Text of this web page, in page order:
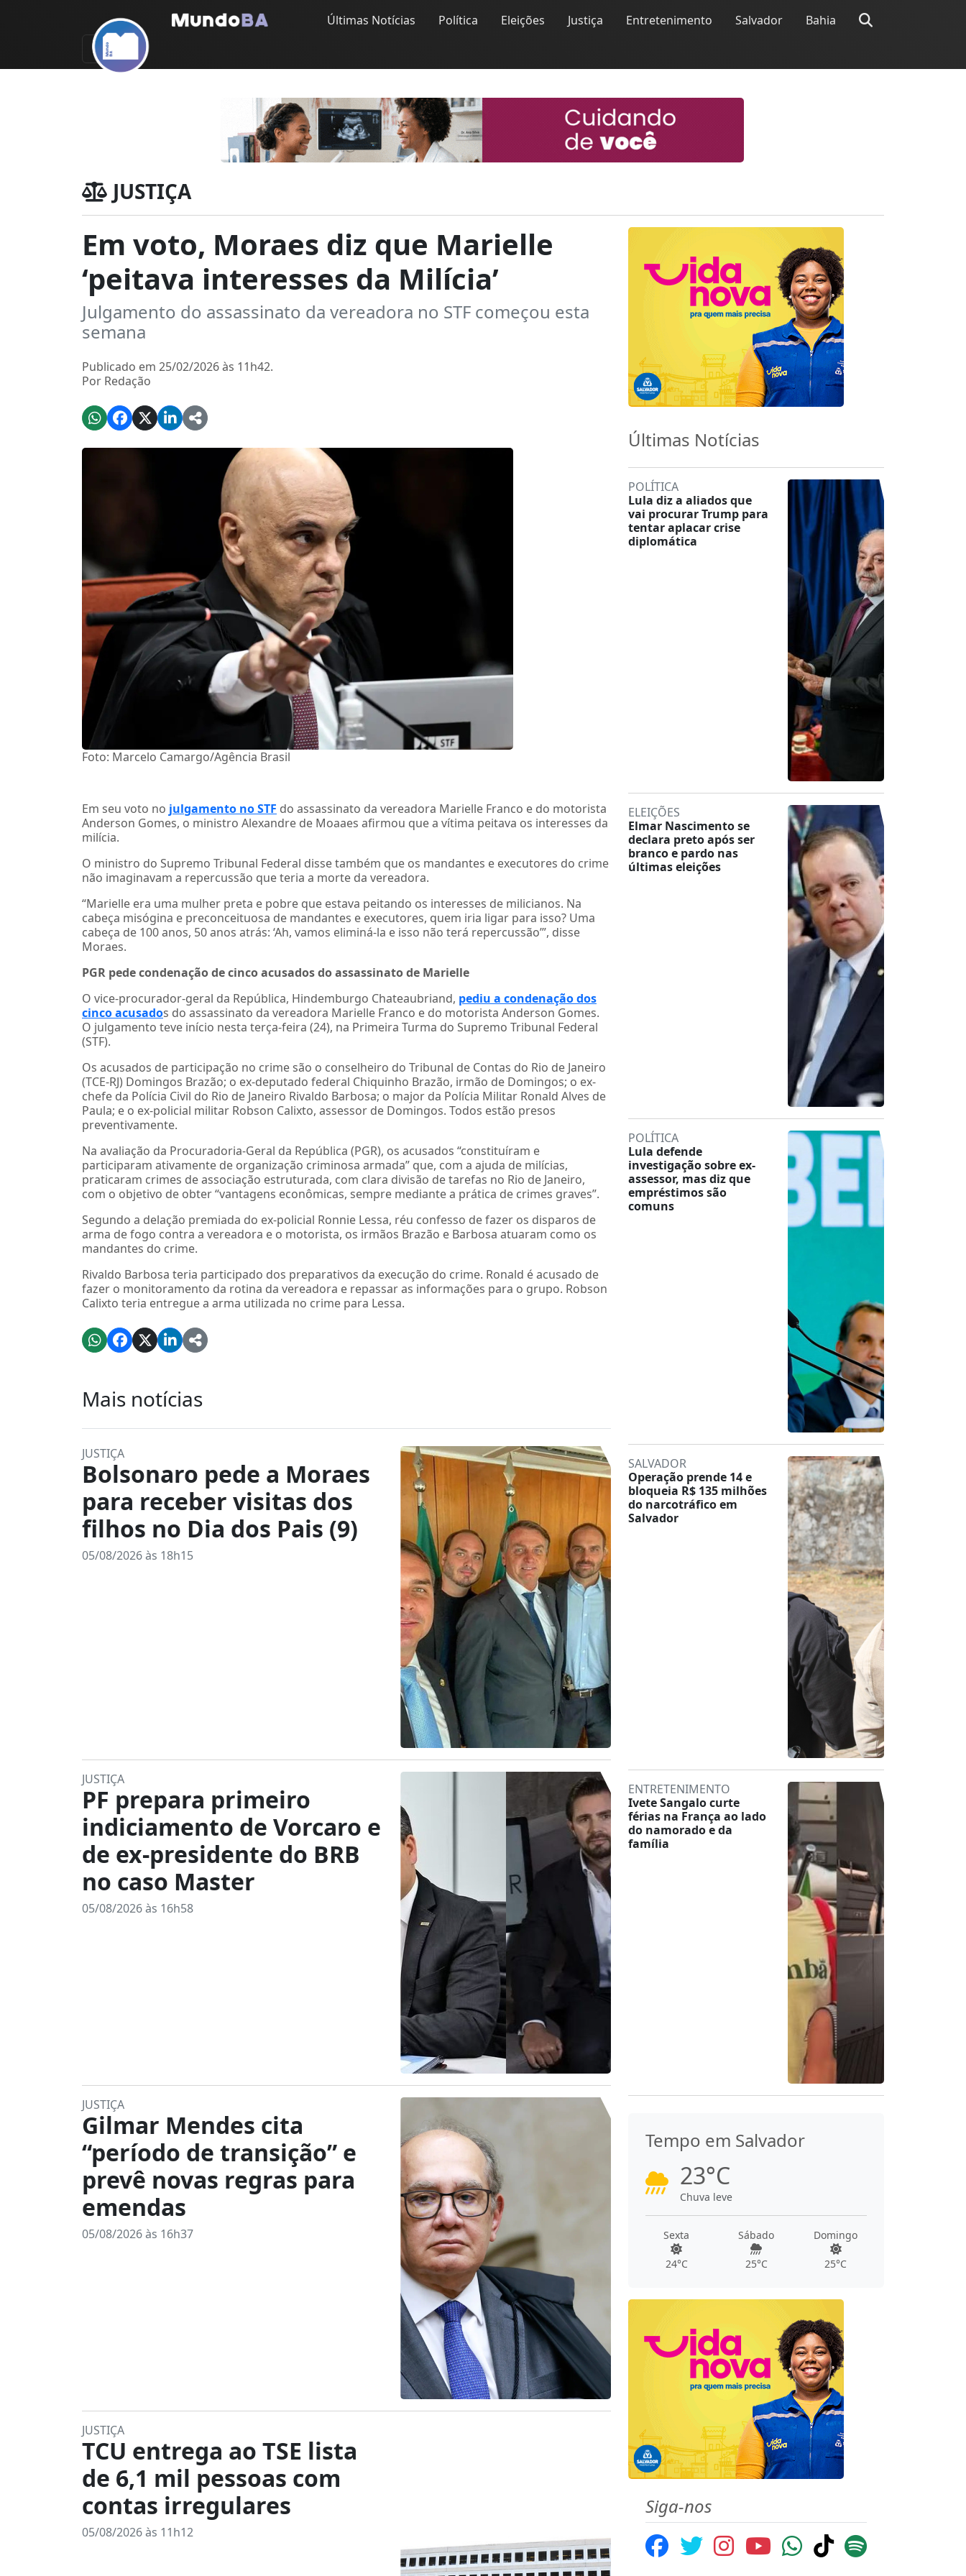
Últimas Notícias Política Eleições Justiça Entretenimento Salvador Bahia
JUSTIÇA
Em voto, Moraes diz que Marielle
‘peitava interesses da Milícia’
Julgamento do assassinato da vereadora no STF começou esta
semana
Publicado em 25/02/2026 às 11h42.
Por Redação
Foto: Marcelo Camargo/Agência Brasil
Em seu voto no julgamento no STF do assassinato da vereadora Marielle Franco e do motorista
Anderson Gomes, o ministro Alexandre de Moaaes afirmou que a vítima peitava os interesses da
milícia.
O ministro do Supremo Tribunal Federal disse também que os mandantes e executores do crime
não imaginavam a repercussão que teria a morte da vereadora.
“Marielle era uma mulher preta e pobre que estava peitando os interesses de milicianos. Na
cabeça misógina e preconceituosa de mandantes e executores, quem iria ligar para isso? Uma
cabeça de 100 anos, 50 anos atrás: ‘Ah, vamos eliminá-la e isso não terá repercussão’”, disse
Moraes.
PGR pede condenação de cinco acusados do assassinato de Marielle
O vice-procurador-geral da República, Hindemburgo Chateaubriand, pediu a condenação dos
cinco acusados do assassinato da vereadora Marielle Franco e do motorista Anderson Gomes.
O julgamento teve início nesta terça-feira (24), na Primeira Turma do Supremo Tribunal Federal
(STF).
Os acusados de participação no crime são o conselheiro do Tribunal de Contas do Rio de Janeiro
(TCE-RJ) Domingos Brazão; o ex-deputado federal Chiquinho Brazão, irmão de Domingos; o ex-
chefe da Polícia Civil do Rio de Janeiro Rivaldo Barbosa; o major da Polícia Militar Ronald Alves de
Paula; e o ex-policial militar Robson Calixto, assessor de Domingos. Todos estão presos
preventivamente.
Na avaliação da Procuradoria-Geral da República (PGR), os acusados “constituíram e
participaram ativamente de organização criminosa armada” que, com a ajuda de milícias,
praticaram crimes de associação estruturada, com clara divisão de tarefas no Rio de Janeiro,
com o objetivo de obter “vantagens econômicas, sempre mediante a prática de crimes graves”.
Segundo a delação premiada do ex-policial Ronnie Lessa, réu confesso de fazer os disparos de
arma de fogo contra a vereadora e o motorista, os irmãos Brazão e Barbosa atuaram como os
mandantes do crime.
Rivaldo Barbosa teria participado dos preparativos da execução do crime. Ronald é acusado de
fazer o monitoramento da rotina da vereadora e repassar as informações para o grupo. Robson
Calixto teria entregue a arma utilizada no crime para Lessa.
Mais notícias
JUSTIÇA
Bolsonaro pede a Moraes
para receber visitas dos
filhos no Dia dos Pais (9)
05/08/2026 às 18h15
JUSTIÇA
PF prepara primeiro
indiciamento de Vorcaro e
de ex-presidente do BRB
no caso Master
05/08/2026 às 16h58
JUSTIÇA
Gilmar Mendes cita
“período de transição” e
prevê novas regras para
emendas
05/08/2026 às 16h37
JUSTIÇA
TCU entrega ao TSE lista
de 6,1 mil pessoas com
contas irregulares
05/08/2026 às 11h12
Últimas Notícias
POLÍTICA
Lula diz a aliados que
vai procurar Trump para
tentar aplacar crise
diplomática
ELEIÇÕES
Elmar Nascimento se
declara preto após ser
branco e pardo nas
últimas eleições
POLÍTICA
Lula defende
investigação sobre ex-
assessor, mas diz que
empréstimos são
comuns
SALVADOR
Operação prende 14 e
bloqueia R$ 135 milhões
do narcotráfico em
Salvador
ENTRETENIMENTO
Ivete Sangalo curte
férias na França ao lado
do namorado e da
família
Tempo em Salvador
23°C
Chuva leve
Sexta
24°C
Sábado
25°C
Domingo
25°C
Siga-nos